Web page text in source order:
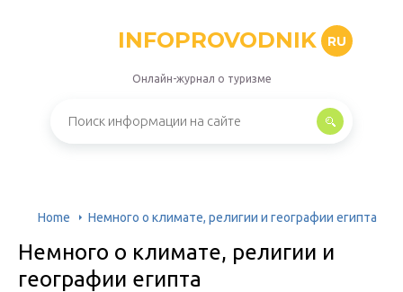
INFOPROVODNIK RU
Онлайн-журнал о туризме
Home Немного о климате, религии и географии египта
Немного о климате, религии и
географии египта